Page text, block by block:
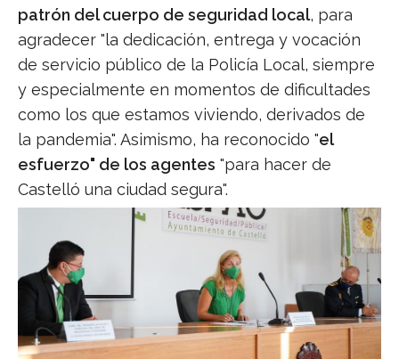
patrón del cuerpo de seguridad local, para
agradecer "la dedicación, entrega y vocación
de servicio público de la Policía Local, siempre
y especialmente en momentos de dificultades
como los que estamos viviendo, derivados de
la pandemia". Asimismo, ha reconocido "el
esfuerzo" de los agentes "para hacer de
Castelló una ciudad segura".